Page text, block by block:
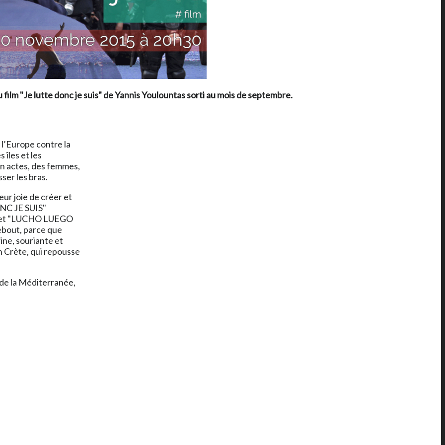
"Je lutte donc je suis" de Yannis Youlountas sorti au mois de septembre.
contre la
îles et les
actes, des femmes,
les bras.
joie de créer et
JE SUIS"
"LUCHO LUEGO
parce que
souriante et
Crète, qui repousse
la Méditerranée,